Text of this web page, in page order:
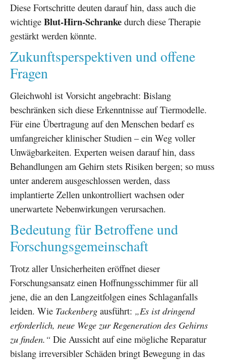
Diese Fortschritte deuten darauf hin, dass auch die
wichtige Blut-Hirn-Schranke durch diese Therapie
gestärkt werden könnte.
Zukunftsperspektiven und offene
Fragen
Gleichwohl ist Vorsicht angebracht: Bislang
beschränken sich diese Erkenntnisse auf Tiermodelle.
Für eine Übertragung auf den Menschen bedarf es
umfangreicher klinischer Studien – ein Weg voller
Unwägbarkeiten. Experten weisen darauf hin, dass
Behandlungen am Gehirn stets Risiken bergen; so muss
unter anderem ausgeschlossen werden, dass
implantierte Zellen unkontrolliert wachsen oder
unerwartete Nebenwirkungen verursachen.
Bedeutung für Betroffene und
Forschungsgemeinschaft
Trotz aller Unsicherheiten eröffnet dieser
Forschungsansatz einen Hoffnungsschimmer für all
jene, die an den Langzeitfolgen eines Schlaganfalls
leiden. Wie Tackenberg ausführt: „Es ist dringend
erforderlich, neue Wege zur Regeneration des Gehirns
zu finden.“ Die Aussicht auf eine mögliche Reparatur
bislang irreversibler Schäden bringt Bewegung in das